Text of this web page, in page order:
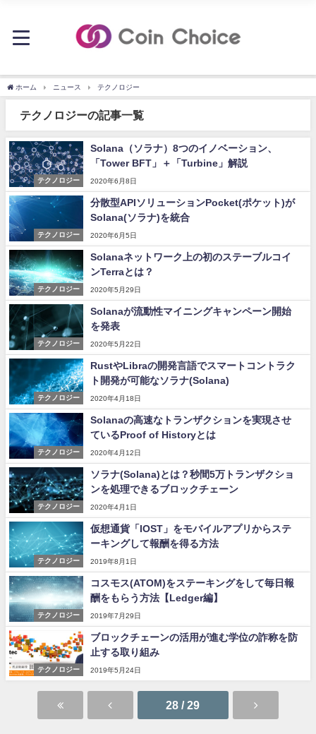
ホーム ニュース テクノロジー
テクノロジーの記事一覧
テクノロジー
Solana（ソラナ）8つのイノベーション、
「Tower BFT」＋「Turbine」解説
2020年6月8日
テクノロジー
分散型APIソリューションPocket(ポケット)が
Solana(ソラナ)を統合
2020年6月5日
テクノロジー
Solanaネットワーク上の初のステーブルコイ
ンTerraとは？
2020年5月29日
テクノロジー
Solanaが流動性マイニングキャンペーン開始
を発表
2020年5月22日
テクノロジー
RustやLibraの開発言語でスマートコントラク
ト開発が可能なソラナ(Solana)
2020年4月18日
テクノロジー
Solanaの高速なトランザクションを実現させ
ているProof of Historyとは
2020年4月12日
テクノロジー
ソラナ(Solana)とは？秒間5万トランザクショ
ンを処理できるブロックチェーン
2020年4月1日
テクノロジー
仮想通貨「IOST」をモバイルアプリからステ
ーキングして報酬を得る方法
2019年8月1日
テクノロジー
コスモス(ATOM)をステーキングをして毎日報
酬をもらう方法【Ledger編】
2019年7月29日
テクノロジー
ブロックチェーンの活用が進む学位の詐称を防
止する取り組み
2019年5月24日
28 / 29